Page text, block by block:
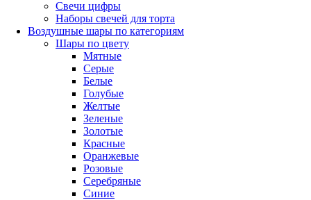
Свечи цифры
Наборы свечей для торта
Воздушные шары по категориям
Шары по цвету
Мятные
Серые
Белые
Голубые
Желтые
Зеленые
Золотые
Красные
Оранжевые
Розовые
Серебряные
Синие